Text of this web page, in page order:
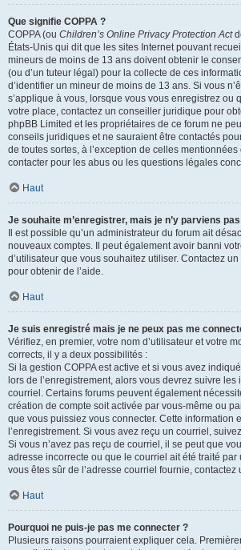
Que signifie COPPA ?
COPPA (ou Children’s Online Privacy Protection Act
États-Unis qui dit que les sites Internet pouvant
mineurs de moins de 13 ans doivent obtenir le
(ou d’un tuteur légal) pour la collecte de ces
d’identifier un mineur de moins de 13 ans. Si vous
s’applique à vous, lorsque vous vous enregistrez ou
votre place, contactez un conseiller juridique pour
phpBB Limited et les propriétaires de ce forum ne
conseils juridiques et ne sauraient être contactés
de toutes sortes, à l’exception de celles
contacter pour les abus ou les questions légales
Haut
Je souhaite m’enregistrer, mais je n’y parviens
Il est possible qu’un administrateur du forum ait
nouveaux comptes. Il peut également avoir banni
d’utilisateur que vous souhaitez utiliser. Contactez
pour obtenir de l’aide.
Haut
Je suis enregistré mais je ne peux pas me
Vérifiez, en premier, votre nom d’utilisateur et votre
corrects, il y a deux possibilités :
Si la gestion COPPA est active et si vous avez
lors de l’enregistrement, alors vous devrez suivre
courriel. Certains forums peuvent également
création de compte soit activée par vous-même ou
que vous puissiez vous connecter. Cette information
l’enregistrement. Si vous avez reçu un courriel,
Si vous n’avez pas reçu de courriel, il se peut que
adresse incorrecte ou que le courriel ait été traité par
vous êtes sûr de l’adresse courriel fournie, contactez
Haut
Pourquoi ne puis-je pas me connecter ?
Plusieurs raisons pourraient expliquer cela.